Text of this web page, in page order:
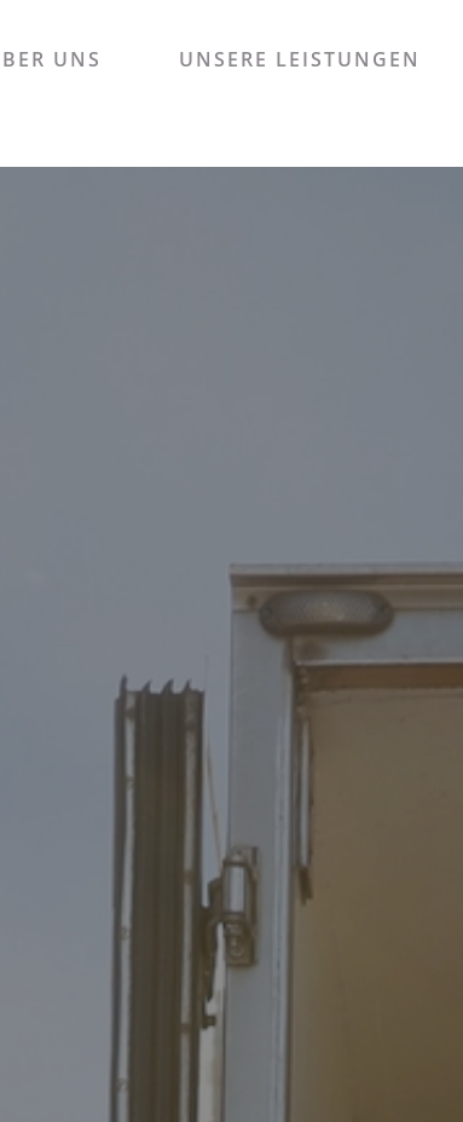
UNS UNSERE LEISTUNGEN